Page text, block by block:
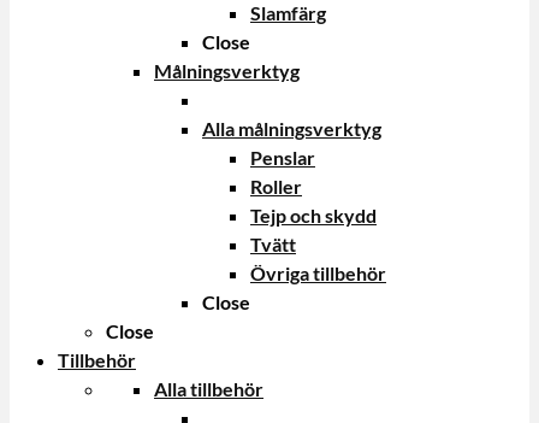
Slamfärg
Close
Målningsverktyg
Alla målningsverktyg
Penslar
Roller
Tejp och skydd
Tvätt
Övriga tillbehör
Close
Close
Tillbehör
Alla tillbehör